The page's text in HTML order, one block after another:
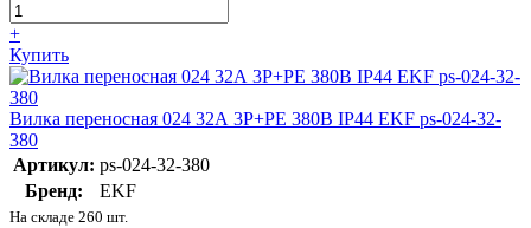
+
Купить
Вилка переносная 024 32А 3P+PE 380В IP44 EKF ps-024-32-
380
Артикул: ps-024-32-380
Бренд:
EKF
На складе 260 шт.